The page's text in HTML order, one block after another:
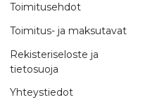
Toimitusehdot
Toimitus- ja maksutavat
Rekisteriseloste ja
tietosuoja
Yhteystiedot